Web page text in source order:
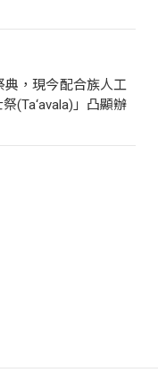
，現今配合族人工
(Ta‘avala)」凸顯辦